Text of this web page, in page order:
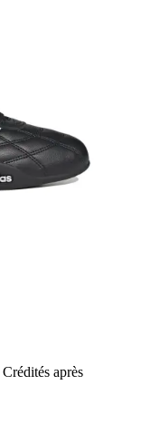
Crédités après